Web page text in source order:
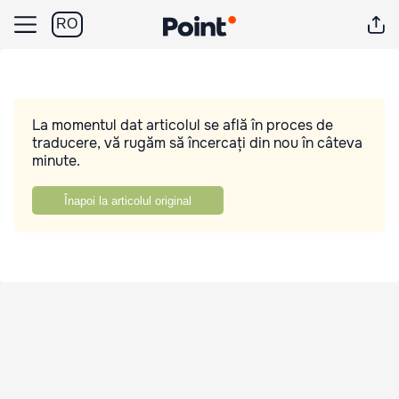
RO
La momentul dat articolul se află în proces de
traducere, vă rugăm să încercați din nou în câteva
minute.
Înapoi la articolul original